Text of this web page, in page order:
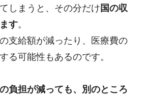
しまうと、その分だけ 国の収
す。
支給額が減ったり、医療費の
る可能性もあるのです。
負担が減っても、別のところ